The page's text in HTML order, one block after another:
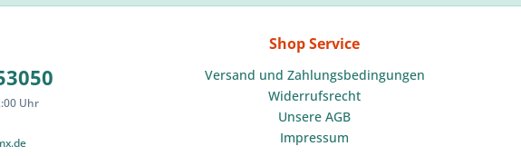
Uhr
Shop Service
Versand und Zahlungsbedingungen
Widerrufsrecht
Unsere AGB
Impressum